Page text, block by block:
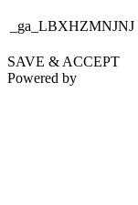
_ga_LBXHZMNJNJ
SAVE & ACCEPT
Powered by